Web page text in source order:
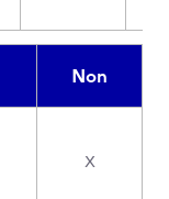
Non
X